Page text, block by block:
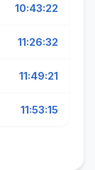
10:43:22
11:26:32
11:49:21
11:53:15